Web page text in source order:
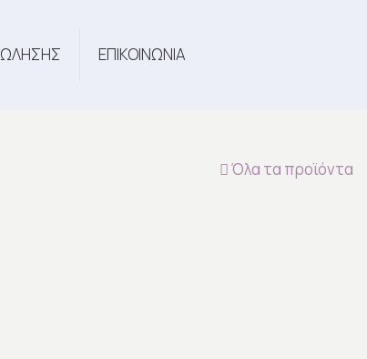
ΕΠΙΚΟΙΝΩΝΙΑ
Όλα τα προϊόντα